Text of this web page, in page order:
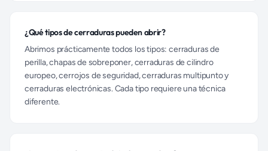
¿Qué tipos de cerraduras pueden abrir?
Abrimos prácticamente todos los tipos: cerraduras de
perilla, chapas de sobreponer, cerraduras de cilindro
europeo, cerrojos de seguridad, cerraduras multipunto y
cerraduras electrónicas. Cada tipo requiere una técnica
diferente.